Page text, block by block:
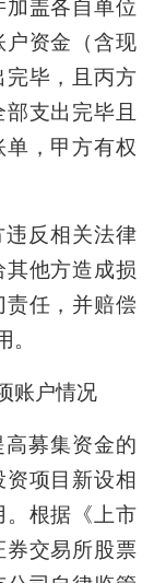
盖各自单位
资金（含现
毕，且丙方
支出完毕且
，甲方有权
违反相关法律
他方造成损
任，并赔偿
账户情况
募集资金的
项目新设相
根据《上市
交易所股票